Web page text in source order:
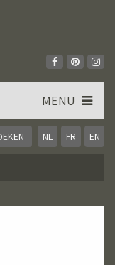
NL FR EN
MENU